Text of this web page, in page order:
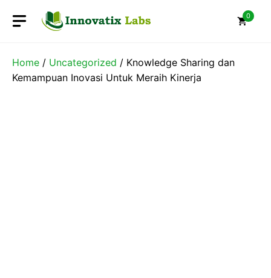
0
Home / Uncategorized / Knowledge Sharing dan
Kemampuan Inovasi Untuk Meraih Kinerja